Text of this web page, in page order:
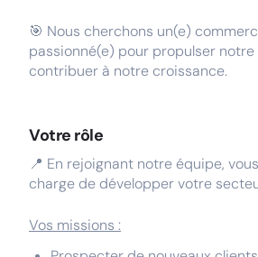
🎯 Nous cherchons un(e)
passionné(e) pour propulser
contribuer à notre croissance.
Votre rôle
📍 En rejoignant notre équipe,
charge de développer votre
Vos missions :